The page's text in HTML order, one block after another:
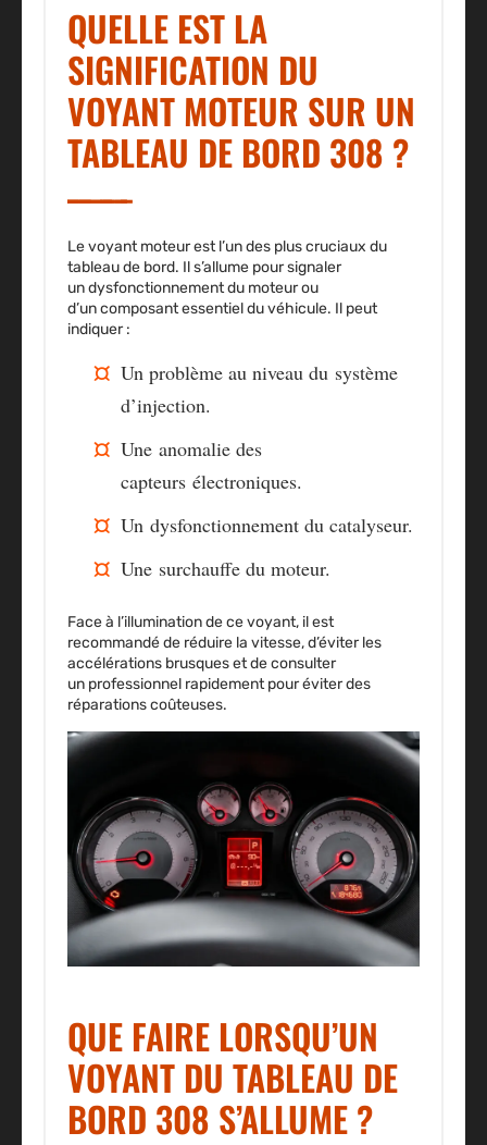
QUELLE EST LA
SIGNIFICATION DU
VOYANT MOTEUR SUR UN
TABLEAU DE BORD 308 ?
Levoyant moteurest l’un des pluscruciaux du
tableau de bord. Il s’allume pour signaler
undysfonctionnement du moteurou
d’uncomposant essentieldu véhicule. Il peut
indiquer :
Un problème au niveau du système
d’injection.
Une anomalie des
capteurs électroniques.
Un dysfonctionnement du catalyseur.
Une surchauffe du moteur.
Face à l’illumination de ce voyant, il est
recommandé de réduire la vitesse, d’éviter les
accélérations brusques et de consulter
un professionnel rapidementpour éviter des
réparations coûteuses.
QUE FAIRE LORSQU’UN
VOYANT DU TABLEAU DE
BORD 308 S’ALLUME ?